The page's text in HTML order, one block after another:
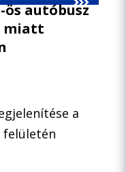
ös autóbusz
miatt
a
felületén